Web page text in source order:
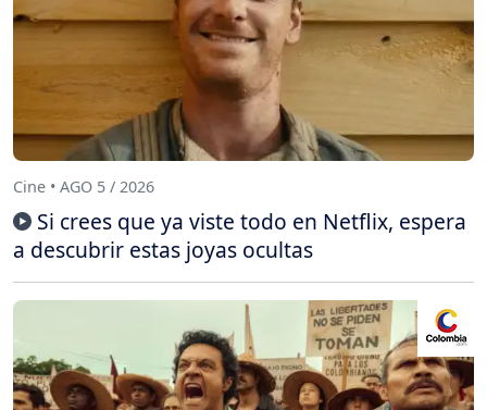
Cine • AGO 5 / 2026
Si crees que ya viste todo en Netflix, espera
a descubrir estas joyas ocultas